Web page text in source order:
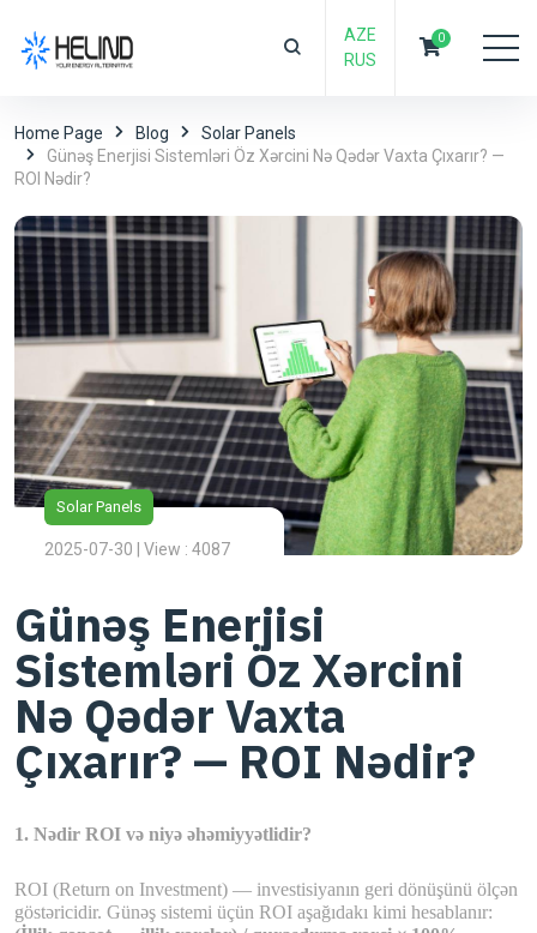
AZE
RUS
0
Home Page Blog
Solar Panels
Günəş Enerjisi Sistemləri Öz Xərcini Nə Qədər Vaxta Çıxarır? —
ROI Nədir?
Solar Panels
2025-07-30 | View : 4087
Günəş Enerjisi
Sistemləri Öz Xərcini
Nə Qədər Vaxta
Çıxarır? — ROI Nədir?
1. Nədir ROI və niyə əhəmiyyətlidir?
ROI (Return on Investment) — investisiyanın geri dönüşünü ölçən
göstəricidir. Günəş sistemi üçün ROI aşağıdakı kimi hesablanır: